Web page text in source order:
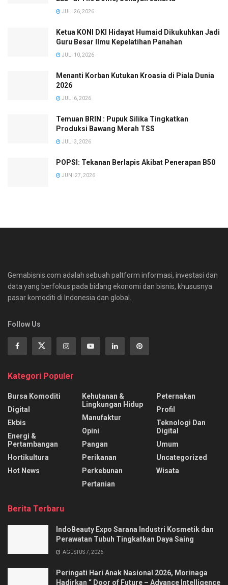
JULI 26, 2026
Ketua KONI DKI Hidayat Humaid Dikukuhkan Jadi
Guru Besar Ilmu Kepelatihan Panahan
JULI 10, 2026
Menanti Korban Kutukan Kroasia di Piala Dunia
2026
JULI 6, 2026
Temuan BRIN : Pupuk Silika Tingkatkan
Produksi Bawang Merah TSS
JULI 3, 2026
POPSI: Tekanan Berlapis Akibat Penerapan B50
JUNI 27, 2026
Gemabisnis.com adalah sebuah paltform informasi, investasi dan
data yang berfokus pada bidang ekonomi dan bisnis, khususnya
pasar komoditi di Indonesia dan global.
Follow Us
Kategori Populer
Bursa Komoditi
Digital
Ekbis
Energi &
Pertambangan
Hortikultura
Hot News
Kehutanan &
Lingkungan Hidup
Manufaktur
Opini
Pangan
Perikanan
Perkebunan
Pertanian
Peternakan
Profil
Teknologi Dan
Digital
Umum
Uncategorized
Wisata
Berita Terbaru
IndoBeauty Expo Sarana Industri Kosmetik dan
Perawatan Tubuh Tingkatkan Daya Saing
AGUSTUS 7, 2026
Peringati Hari Anak Nasional 2026, Morinaga
Hadirkan “ Door of Future – Advance Intelligence